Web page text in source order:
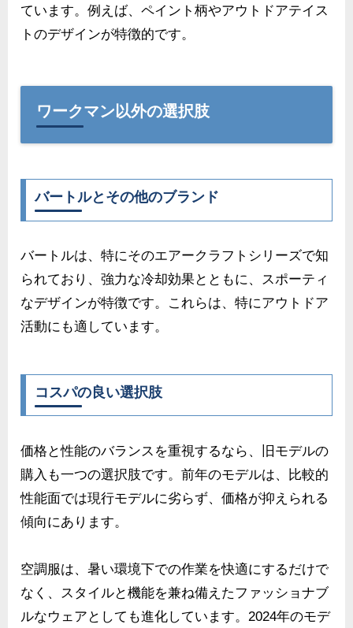
ています。例えば、ペイント柄やアウトドアテイス
トのデザインが特徴的です。
ワークマン以外の選択肢
バートルとその他のブランド
バートルは、特にそのエアークラフトシリーズで知
られており、強力な冷却効果とともに、スポーティ
なデザインが特徴です。これらは、特にアウトドア
活動にも適しています。
コスパの良い選択肢
価格と性能のバランスを重視するなら、旧モデルの
購入も一つの選択肢です。前年のモデルは、比較的
性能面では現行モデルに劣らず、価格が抑えられる
傾向にあります。
空調服は、暑い環境下での作業を快適にするだけで
なく、スタイルと機能を兼ね備えたファッショナブ
ルなウェアとしても進化しています。2024年のモデ